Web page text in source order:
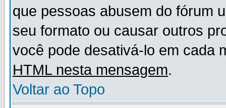
que pessoas abusem do fórum
seu formato ou causar outros
você pode desativá-lo em cada
HTML nesta mensagem.
Voltar ao Topo